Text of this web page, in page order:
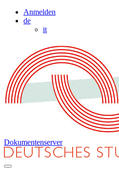
Anmelden
de
it
Dokumentenserver